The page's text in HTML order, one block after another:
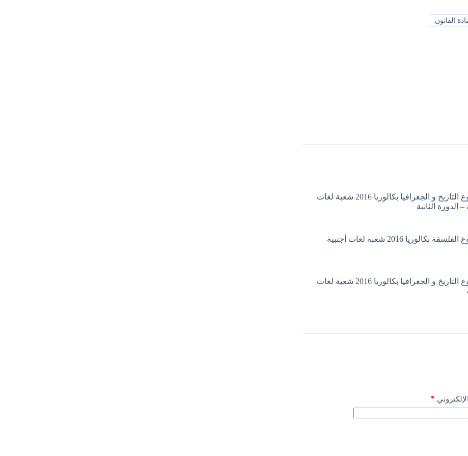
القانون
موضوع التاريخ و الجغرافيا بكالوريا 2016 شعبة لغات
– الدورة الثانية
بكالوريا 2016 شعبة لغات أجنبية
موضوع التاريخ و الجغرافيا بكالوريا 2016 شعبة لغات
*